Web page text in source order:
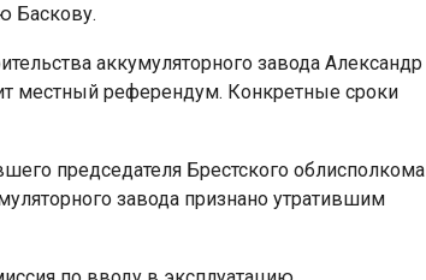
Баскову.
аккумуляторного завода Александр
местный референдум. Конкретные сроки
председателя Брестского облисполкома
завода признано утратившим